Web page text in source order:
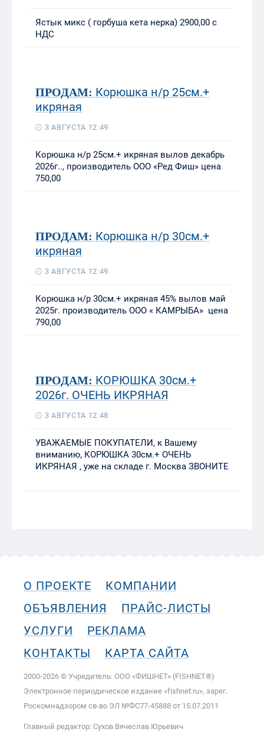
Ястык микс ( горбуша кета нерка) 2900,00 с
НДС
ПРОДАМ: Корюшка н/р 25см.+
икряная
3 АВГУСТА 12:49
Корюшка н/р 25см.+ икряная вылов декабрь
2026г.., производитель ООО «Ред Фиш» цена
750,00
ПРОДАМ: Корюшка н/р 30см.+
икряная
3 АВГУСТА 12:49
Корюшка н/р 30см.+ икряная 45% вылов май
2025г. производитель ООО « КАМРЫБА» цена
790,00
ПРОДАМ: КОРЮШКА 30см.+
2026г. ОЧЕНЬ ИКРЯНАЯ
3 АВГУСТА 12:48
УВАЖАЕМЫЕ ПОКУПАТЕЛИ, к Вашему
вниманию, КОРЮШКА 30см.+ ОЧЕНЬ
ИКРЯНАЯ , уже на складе г. Москва ЗВОНИТЕ
О ПРОЕКТЕ
КОМПАНИИ
ОБЪЯВЛЕНИЯ
ПРАЙС-ЛИСТЫ
УСЛУГИ
РЕКЛАМА
КОНТАКТЫ
КАРТА САЙТА
2000-2026 © Учредитель: ООО «ФИШНЕТ» (FISHNET®)
Электронное периодическое издание «fishnet.ru», зарег.
Роскомнадзором cв-во ЭЛ №ФС77-45888 от 15.07.2011
Главный редактор: Сухов Вячеслав Юрьевич